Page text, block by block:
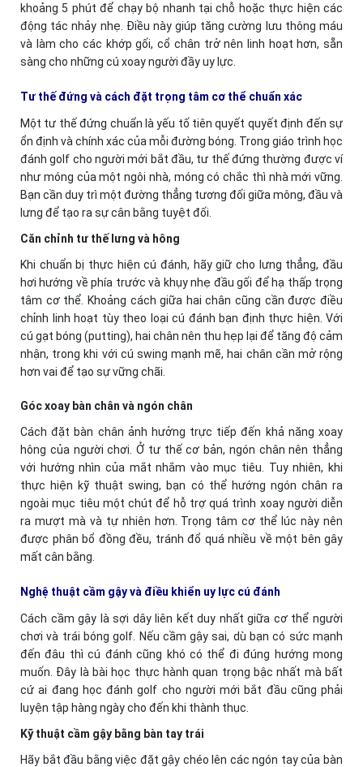
khoảng 5 phút để chạy bộ nhanh tại chỗ hoặc thực hiện các
động tác nhảy nhẹ. Điều này giúp tăng cường lưu thông máu
và làm cho các khớp gối, cổ chân trở nên linh hoạt hơn, sẵn
sàng cho những cú xoay người đầy uy lực.
Tư thế đứng và cách đặt trọng tâm cơ thể chuẩn xác
Một tư thế đứng chuẩn là yếu tố tiên quyết quyết định đến sự
ổn định và chính xác của mỗi đường bóng. Trong giáo trình học
đánh golf cho người mới bắt đầu, tư thế đứng thường được ví
như móng của một ngôi nhà, móng có chắc thì nhà mới vững.
Bạn cần duy trì một đường thẳng tương đối giữa mông, đầu và
lưng để tạo ra sự cân bằng tuyệt đối.
Căn chỉnh tư thế lưng và hông
Khi chuẩn bị thực hiện cú đánh, hãy giữ cho lưng thẳng, đầu
hơi hướng về phía trước và khụy nhẹ đầu gối để hạ thấp trọng
tâm cơ thể. Khoảng cách giữa hai chân cũng cần được điều
chỉnh linh hoạt tùy theo loại cú đánh bạn định thực hiện. Với
cú gạt bóng (putting), hai chân nên thu hẹp lại để tăng độ cảm
nhận, trong khi với cú swing mạnh mẽ, hai chân cần mở rộng
hơn vai để tạo sự vững chãi.
Góc xoay bàn chân và ngón chân
Cách đặt bàn chân ảnh hưởng trực tiếp đến khả năng xoay
hông của người chơi. Ở tư thế cơ bản, ngón chân nên thẳng
với hướng nhìn của mắt nhắm vào mục tiêu. Tuy nhiên, khi
thực hiện kỹ thuật swing, bạn có thể hướng ngón chân ra
ngoài mục tiêu một chút để hỗ trợ quá trình xoay người diễn
ra mượt mà và tự nhiên hơn. Trọng tâm cơ thể lúc này nên
được phân bổ đồng đều, tránh đổ quá nhiều về một bên gây
mất cân bằng.
Nghệ thuật cầm gậy và điều khiển uy lực cú đánh
Cách cầm gậy là sợi dây liên kết duy nhất giữa cơ thể người
chơi và trái bóng golf. Nếu cầm gậy sai, dù bạn có sức mạnh
đến đâu thì cú đánh cũng khó có thể đi đúng hướng mong
muốn. Đây là bài học thực hành quan trọng bậc nhất mà bất
cứ ai đang học đánh golf cho người mới bắt đầu cũng phải
luyện tập hàng ngày cho đến khi thành thục.
Kỹ thuật cầm gậy bằng bàn tay trái
Hãy bắt đầu bằng việc đặt gậy chéo lên các ngón tay của bàn